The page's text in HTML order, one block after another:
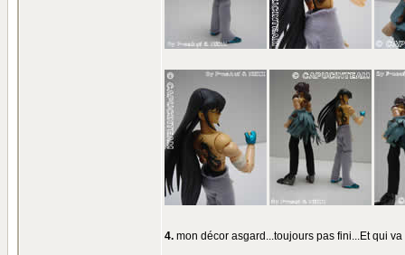
4. mon décor asgard...toujours pas fini...Et qui